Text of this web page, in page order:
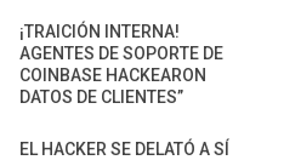
¡TRAICIÓN INTERNA!
AGENTES DE SOPORTE DE
COINBASE HACKEARON
DATOS DE CLIENTES”
EL HACKER SE DELATÓ A SÍ